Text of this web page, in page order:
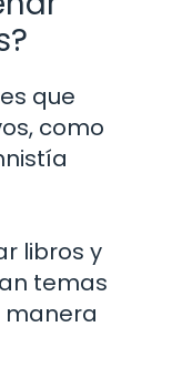
que
como
libros y
temas
manera